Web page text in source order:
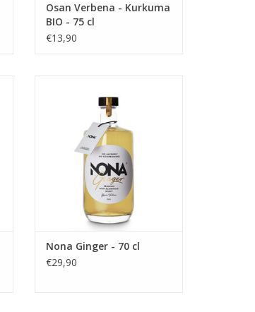
Osan Verbena - Kurkuma
BIO - 75 cl
€13,90
TOEVOEGEN AAN WINKELWAGEN
Nona Ginger - 70 cl
€29,90